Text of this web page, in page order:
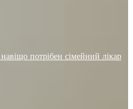
потрібен сімейний лікар